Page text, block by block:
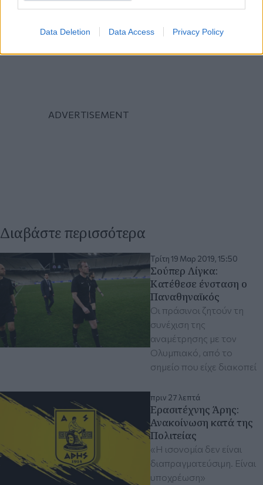
Data Deletion Data Access Privacy Policy
Διαβάστε περισσότερα
Τρίτη 19 Μαρ 2019, 15:50
Σούπερ Λίγκα:
Κατέθεσε ένσταση ο
Παναθηναϊκός
Οι πράσινοι ζητούν τη
συνέχιση της
αναμέτρησης με τον
Ολυμπιακό, από το
σημείο που είχε διακοπεί
πριν 27 λεπτά
Ερασιτέχνης Άρης:
Ανακοίνωση κατά της
Πολιτείας
«Η ισονομία δεν είναι
διαπραγματεύσιμη. Είναι
υποχρέωση»